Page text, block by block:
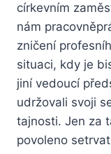
církevním
nám
zničení
situaci, kdy je
jiní vedoucí
udržovali svoji
tajnosti. Jen za
povoleno